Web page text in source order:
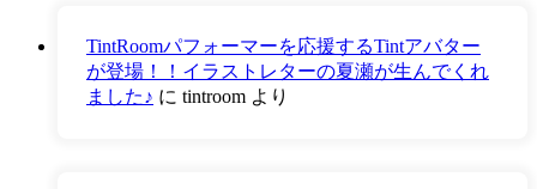
TintRoomパフォーマーを応援するTintアバター
が登場！！イラストレターの夏瀬が生んでくれ
ました♪ に tintroom より